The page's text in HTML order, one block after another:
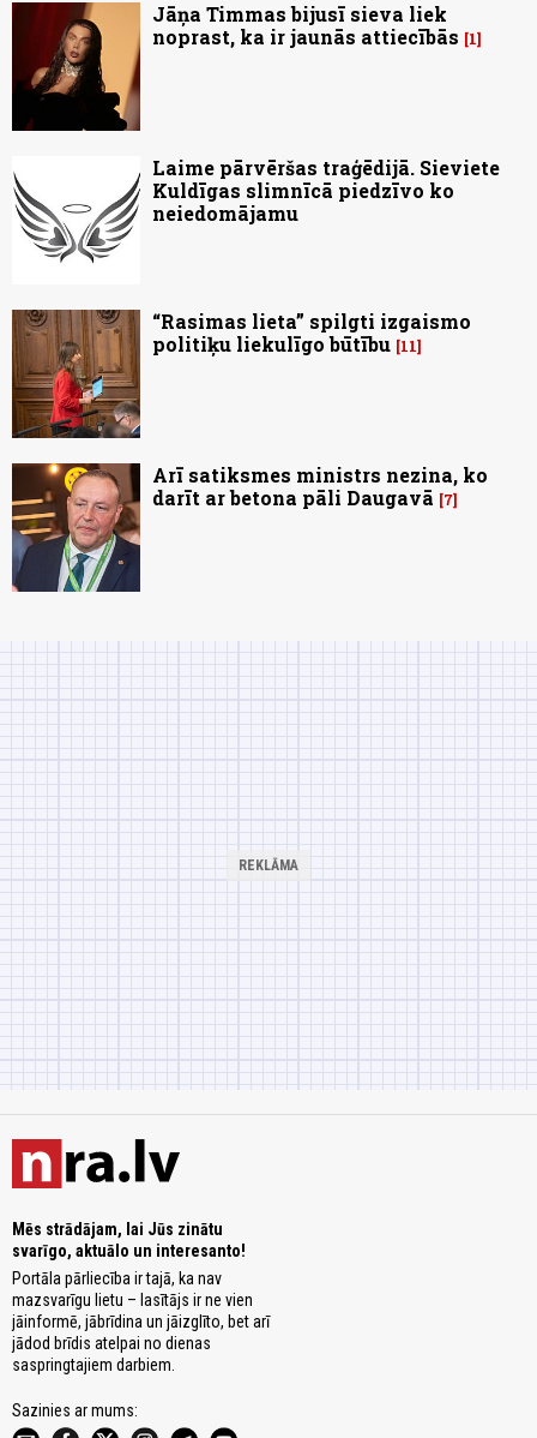
Jāņa Timmas bijusī sieva liek
noprast, ka ir jaunās attiecībās
1
Laime pārvēršas traģēdijā. Sieviete
Kuldīgas slimnīcā piedzīvo ko
neiedomājamu
“Rasimas lieta” spilgti izgaismo
politiķu liekulīgo būtību 11
Arī satiksmes ministrs nezina, ko
darīt ar betona pāli Daugavā
7
Mēs strādājam, lai Jūs zinātu
svarīgo, aktuālo un interesanto!
Portāla pārliecība ir tajā, ka nav
mazsvarīgu lietu – lasītājs ir ne vien
jāinformē, jābrīdina un jāizglīto, bet arī
jādod brīdis atelpai no dienas
saspringtajiem darbiem.
Sazinies ar mums: